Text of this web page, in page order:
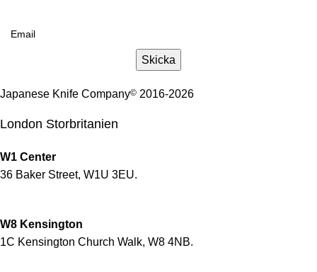
Skicka
Japanese Knife Company© 2016-2026
London Storbritanien
W1 Center
36 Baker Street, W1U 3EU.
W8 Kensington
1C Kensington Church Walk, W8 4NB.